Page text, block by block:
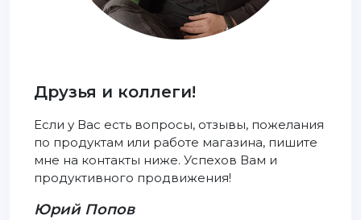
Друзья и коллеги!
Если у Вас есть вопросы, отзывы, пожелания
по продуктам или работе магазина, пишите
мне на контакты ниже. Успехов Вам и
продуктивного продвижения!
Юрий Попов